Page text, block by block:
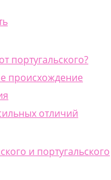
португальского?
происхождение
отличий
и португальского